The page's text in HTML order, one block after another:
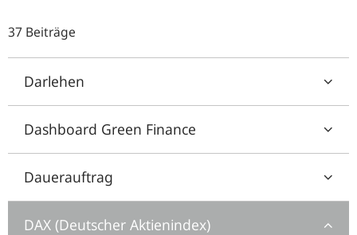
37 Beiträge
Darlehen
Dashboard Green Finance
Dauerauftrag
DAX (Deutscher Aktienindex)